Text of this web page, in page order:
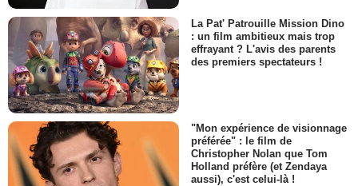
La Pat' Patrouille Mission Dino
: un film ambitieux mais trop
effrayant ? L'avis des parents
des premiers spectateurs !
"Mon expérience de visionnage
préférée" : le film de
Christopher Nolan que Tom
Holland préfère (et Zendaya
aussi), c'est celui-là !